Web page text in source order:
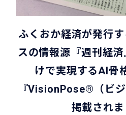
ふくおか経済が発行
スの情報源『週刊経
けで実現するAI骨
『VisionPose®（ビ
掲載されま